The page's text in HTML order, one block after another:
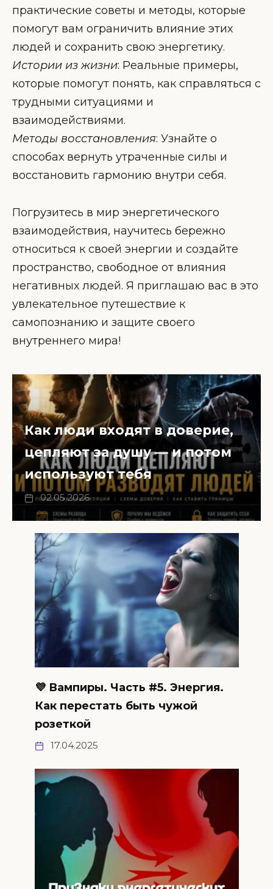
практические советы и методы, которые
помогут вам ограничить влияние этих
людей и сохранить свою энергетику.
Истории из жизни: Реальные примеры,
которые помогут понять, как справляться с
трудными ситуациями и
взаимодействиями.
Методы восстановления: Узнайте о
способах вернуть утраченные силы и
восстановить гармонию внутри себя.
Погрузитесь в мир энергетического
взаимодействия, научитесь бережно
относиться к своей энергии и создайте
пространство, свободное от влияния
негативных людей. Я приглашаю вас в это
увлекательное путешествие к
самопознанию и защите своего
внутреннего мира!
Как люди входят в доверие,
цепляют за душу — и потом
используют тебя
02.05.2026
💜 Вампиры. Часть #5. Энергия.
Как перестать быть чужой
розеткой
17.04.2025